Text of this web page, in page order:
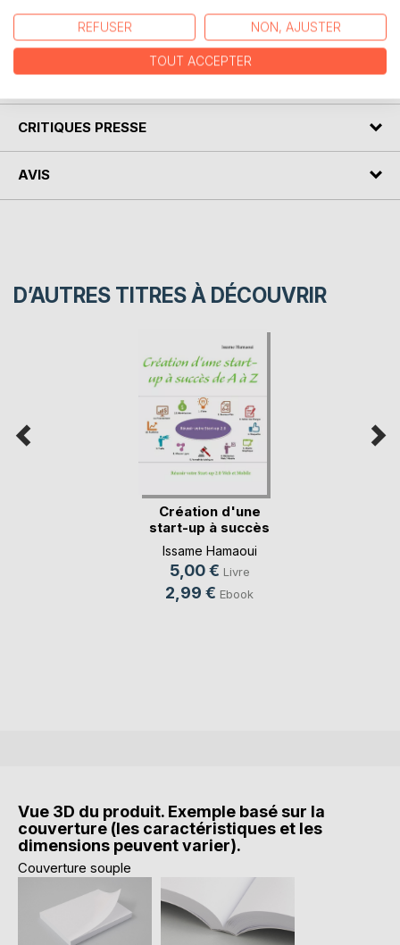
Finally, you will have some information to help you find
funding and monetize your startup.
AUTEUR(S)
CRITIQUES PRESSE
AVIS
D’AUTRES TITRES À DÉCOUVRIR
Création d'une
start-up à succès
d(...)
Issame Hamaoui
5,00 € Livre
2,99 € Ebook
Vue 3D du produit. Exemple basé sur la
couverture (les caractéristiques et les
dimensions peuvent varier).
Couverture souple
REFUSER NON, AJUSTER
TOUT ACCEPTER